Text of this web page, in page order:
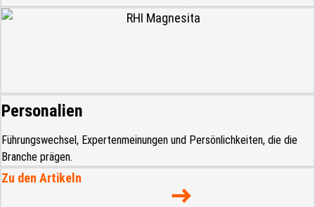
Personalien
Führungswechsel, Expertenmeinungen und Persönlichkeiten, die die
Branche prägen.
Zu den Artikeln